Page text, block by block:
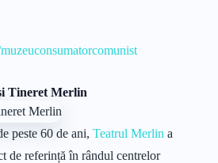
Tineret Merlin
peste 60 de ani, Teatrul Merlin a
de referință în rândul centrelor